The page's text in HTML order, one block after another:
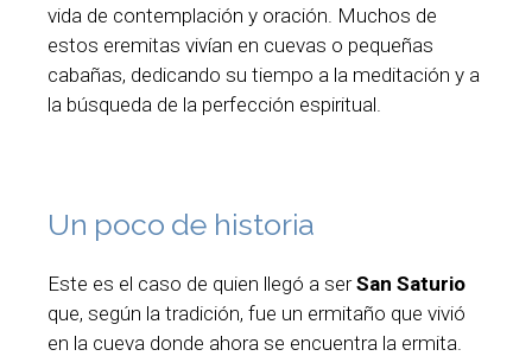
vida de contemplación y oración. Muchos de
estos eremitas vivían en cuevas o pequeñas
cabañas, dedicando su tiempo a la meditación y a
la búsqueda de la perfección espiritual.
Un poco de historia
Este es el caso de quien llegó a serSan Saturio
que, según la tradición, fue un ermitaño que vivió
en la cueva donde ahora se encuentra la ermita.